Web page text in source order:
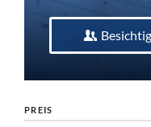
PREIS